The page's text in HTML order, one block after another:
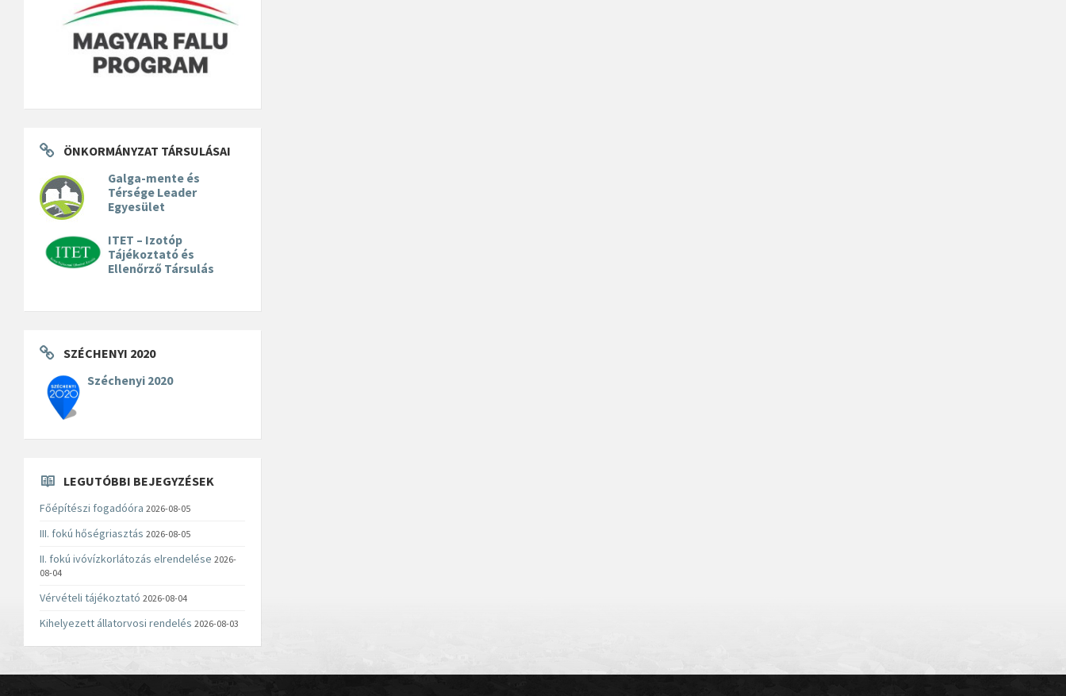
ÖNKORMÁNYZAT TÁRSULÁSAI
Galga-mente és
Térsége Leader
Egyesület
ITET – Izotóp
Tájékoztató és
Ellenőrző Társulás
SZÉCHENYI 2020
Széchenyi 2020
LEGUTÓBBI BEJEGYZÉSEK
Főépítészi fogadóóra 2026-08-05
III. fokú hőségriasztás 2026-08-05
II. fokú ivóvízkorlátozás elrendelése 2026-
08-04
Vérvételi tájékoztató 2026-08-04
Kihelyezett állatorvosi rendelés 2026-08-03